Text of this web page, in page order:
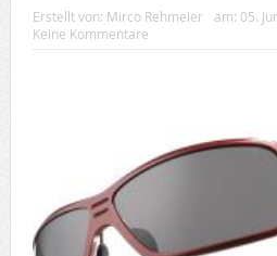
Erstellt von: Mirco Rehmeier am: 05.
Keine Kommentare